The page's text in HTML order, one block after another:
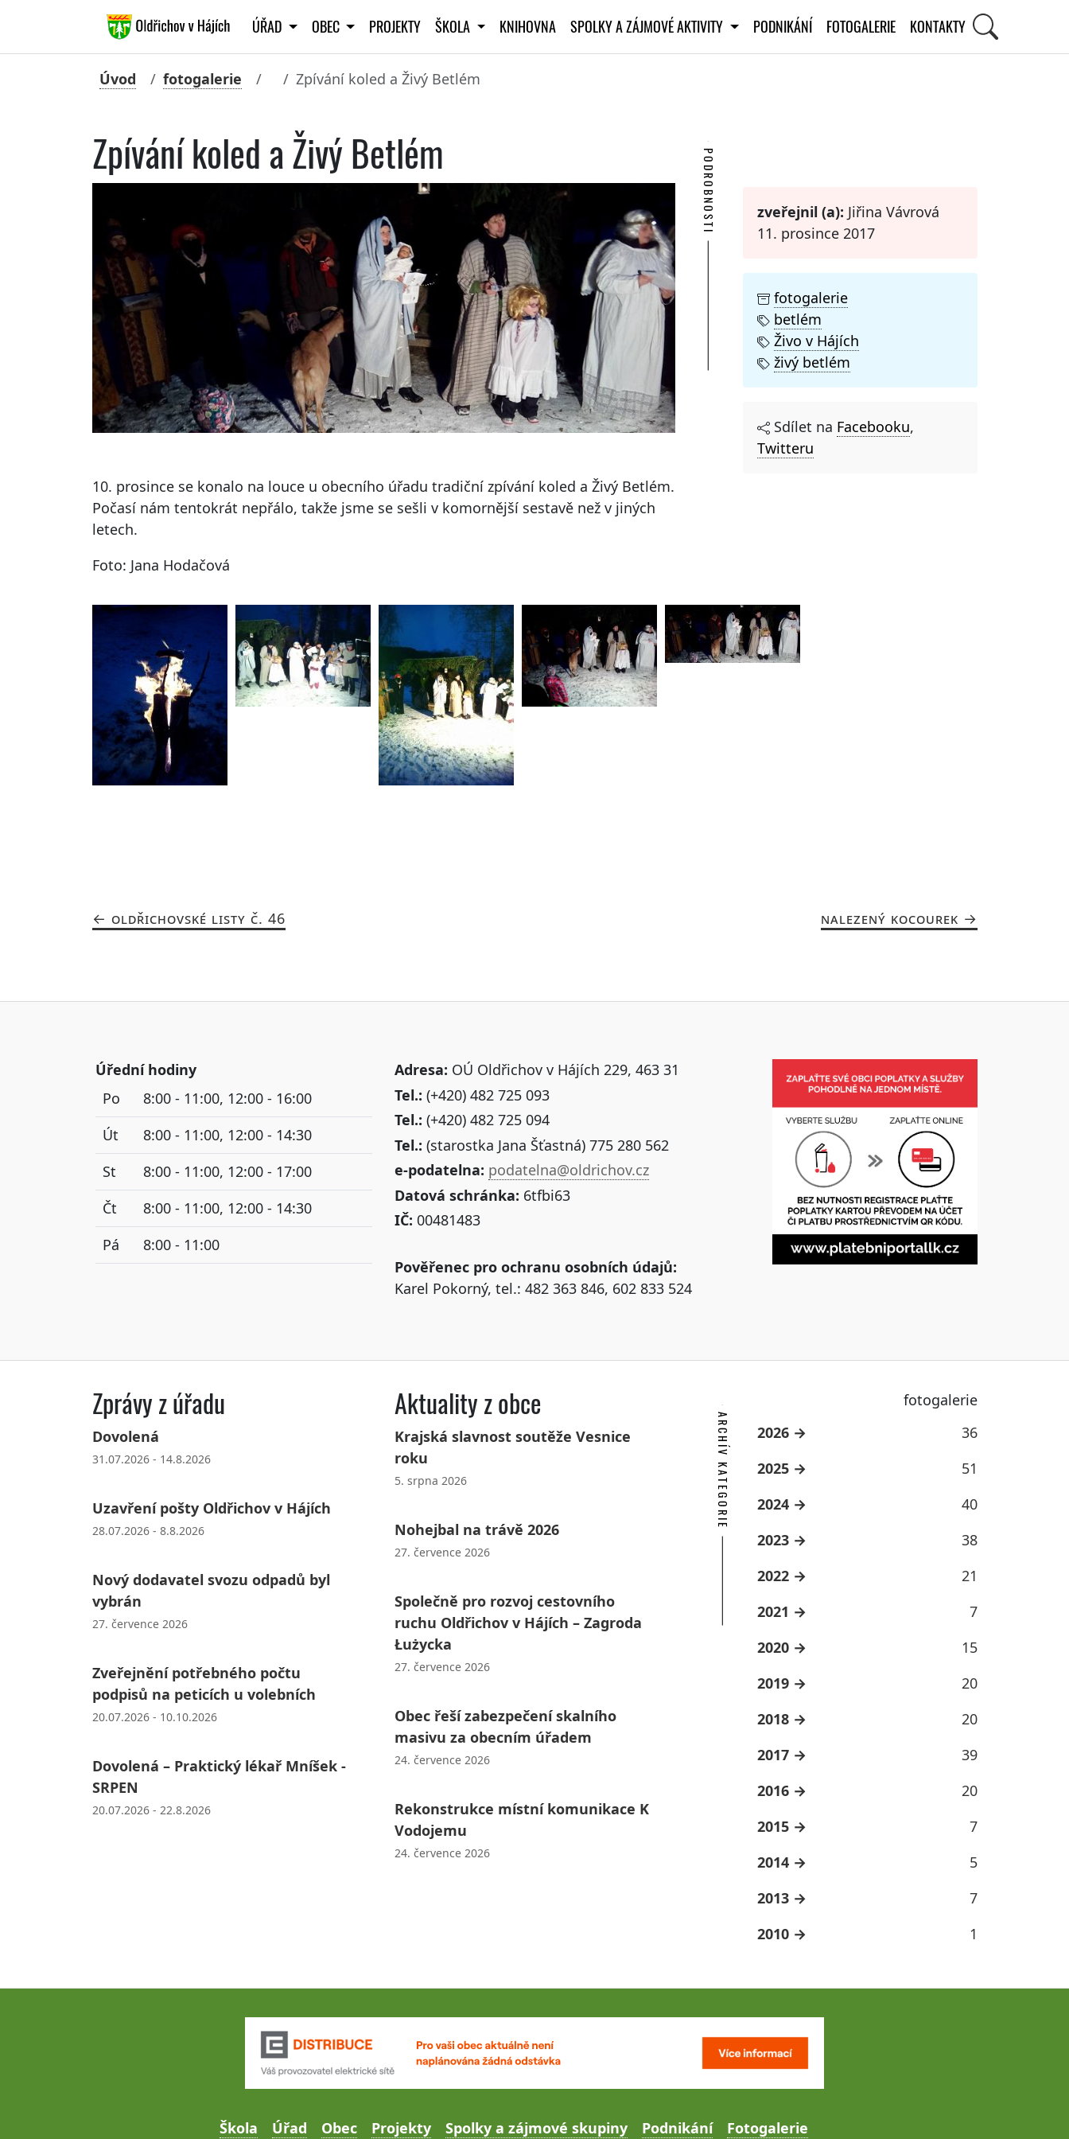
ÚŘAD OBEC PROJEKTY ŠKOLA KNIHOVNA SPOLKY A ZÁJMOVÉ AKTIVITY PODNIKÁNÍ FOTOGALERIE KONTAKTY
Úvod fotogalerie Zpívání koled a Živý Betlém
Zpívání koled a Živý Betlém
10. prosince se konalo na louce u obecního úřadu tradiční zpívání koled a Živý Betlém.
Počasí nám tentokrát nepřálo, takže jsme se sešli v komornější sestavě než v jiných
letech.
Foto: Jana Hodačová
PODROBNOSTI zveřejnil (a): Jiřina Vávrová
11. prosince 2017
fotogalerie
betlém
Živo v Hájích
živý betlém
Sdílet na Facebooku,
Twitteru
OLDŘICHOVSKÉ LISTY Č. 46 NALEZENÝ KOCOUREK
Úřední hodiny
Po
8:00 - 11:00, 12:00 - 16:00
Út
8:00 - 11:00, 12:00 - 14:30
St
8:00 - 11:00, 12:00 - 17:00
Čt
8:00 - 11:00, 12:00 - 14:30
Pá
8:00 - 11:00
Adresa: OÚ Oldřichov v Hájích 229, 463 31
Tel.: (+420) 482 725 093
Tel.: (+420) 482 725 094
Tel.: (starostka Jana Šťastná) 775 280 562
e-podatelna: podatelna@oldrichov.cz
Datová schránka: 6tfbi63
IČ: 00481483
Pověřenec pro ochranu osobních údajů:
Karel Pokorný, tel.: 482 363 846, 602 833 524
Zprávy z úřadu
Dovolená
31.07.2026 - 14.8.2026
Uzavření pošty Oldřichov v Hájích
28.07.2026 - 8.8.2026
Nový dodavatel svozu odpadů byl
vybrán
27. července 2026
Zveřejnění potřebného počtu
podpisů na peticích u volebních
20.07.2026 - 10.10.2026
Dovolená – Praktický lékař Mníšek -
SRPEN
20.07.2026 - 22.8.2026
Aktuality z obce
Krajská slavnost soutěže Vesnice
roku
5. srpna 2026
Nohejbal na trávě 2026
27. července 2026
Společně pro rozvoj cestovního
ruchu Oldřichov v Hájích – Zagroda
Łużycka
27. července 2026
Obec řeší zabezpečení skalního
masivu za obecním úřadem
24. července 2026
Rekonstrukce místní komunikace K
Vodojemu
24. července 2026
fotogalerie
ARCHÍV KATEGORIE 2026
36
2025
51
2024
40
2023
38
2022
21
2021
7
2020
15
2019
20
2018
20
2017
39
2016
20
2015
7
2014
5
2013
7
2010
1
Škola Úřad Obec Projekty Spolky a zájmové skupiny Podnikání Fotogalerie